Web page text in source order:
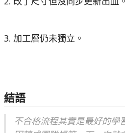
3. 加工層仍未獨立。
結語
不合格流程其實是最好的學